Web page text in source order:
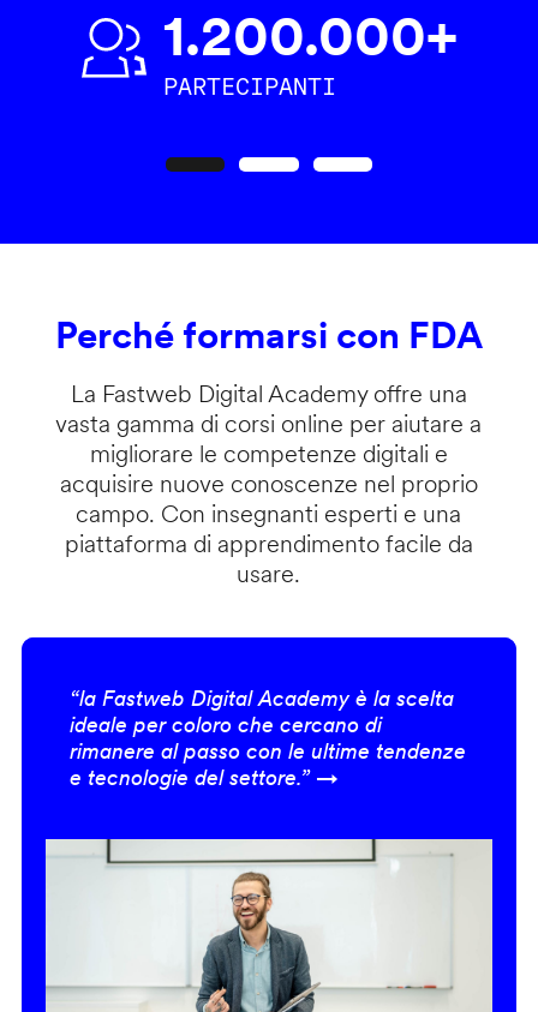
1.200.000+
PARTECIPANTI
Perché formarsi con FDA
La Fastweb Digital Academy offre una
vasta gamma di corsi online per aiutare a
migliorare le competenze digitali e
acquisire nuove conoscenze nel proprio
campo. Con insegnanti esperti e una
piattaforma di apprendimento facile da
usare.
“la Fastweb Digital Academy è la scelta
ideale per coloro che cercano di
rimanere al passo con le ultime tendenze
e tecnologie del settore.” →